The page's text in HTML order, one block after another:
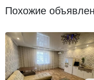
Похожие